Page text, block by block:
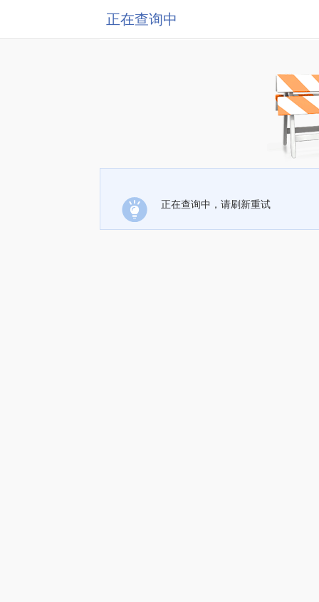
正在查询中
正在查询中，请刷新重试